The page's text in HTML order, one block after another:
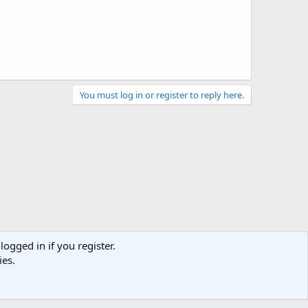
You must log in or register to reply here.
us
in if you register.